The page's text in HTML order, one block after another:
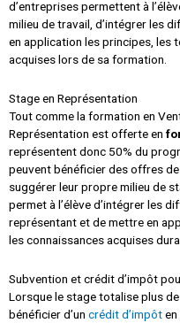
d’entreprises permettent à
milieu de travail, d’intégrer les
en application les principes, les
acquises lors de sa formation.
Stage en Représentation
Tout comme la formation en
Représentation est offerte en
représentent donc 50% du
peuvent bénéficier des offres
suggérer leur propre milieu de
permet à l’élève d’intégrer les
représentant et de mettre en
les connaissances acquises
Subvention et crédit d’impôt
Lorsque le stage totalise plus
bénéficier d’un crédit d’impôt